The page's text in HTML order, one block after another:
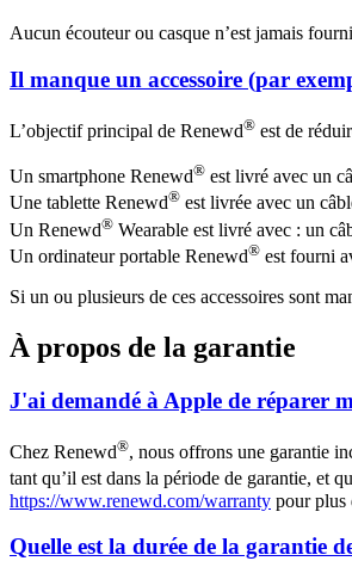
Aucun écouteur ou casque n’est jamais
Il manque un accessoire (par
L’objectif principal de Renewd® est de
Un smartphone Renewd® est livré avec un
Une tablette Renewd® est livrée avec un
Un Renewd® Wearable est livré avec : un
Un ordinateur portable Renewd® est fourni
Si un ou plusieurs de ces accessoires sont
À propos de la garantie
J'ai demandé à Apple de réparer
Chez Renewd®, nous offrons une garantie
tant qu’il est dans la période de garantie, et
https://www.renewd.com/warranty pour plus
Quelle est la durée de la garantie